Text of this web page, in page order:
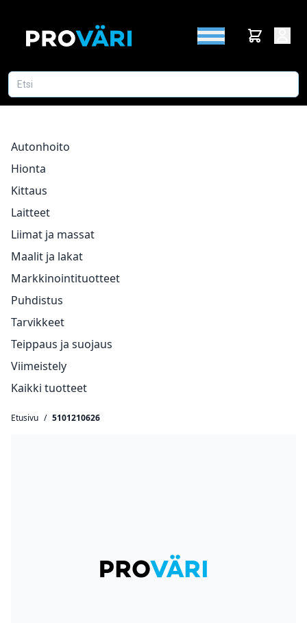
Autonhoito
Hionta
Kittaus
Laitteet
Liimat ja massat
Maalit ja lakat
Markkinointituotteet
Puhdistus
Tarvikkeet
Teippaus ja suojaus
Viimeistely
Kaikki tuotteet
Etusivu / 5101210626